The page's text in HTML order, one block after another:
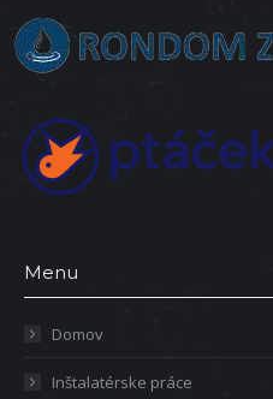
Menu
Domov
Inštalatérske práce